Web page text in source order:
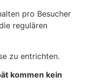
pro Besucher
regulären
zu entrichten.
kommen kein